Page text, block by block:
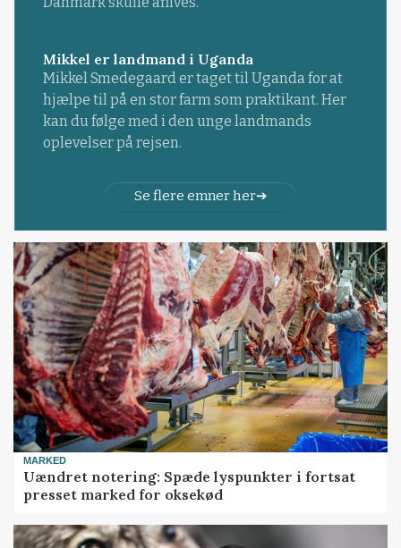
Mikkel er landmand i Uganda
Mikkel Smedegaard er taget til Uganda for at
hjælpe til på en stor farm som praktikant. Her
kan du følge med i den unge landmands
oplevelser på rejsen.
Se flere emner her
MARKED
Uændret notering: Spæde lyspunkter i fortsat
presset marked for oksekød